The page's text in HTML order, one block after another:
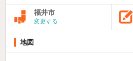
福井市
変更する
地図